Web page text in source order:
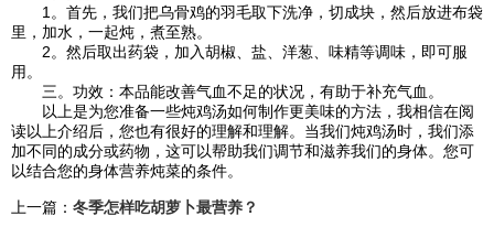
1。首先，我们把乌骨鸡的羽毛取下洗净，切成块，然后放进布袋
里，加水，一起炖，煮至熟。
2。然后取出药袋，加入胡椒、盐、洋葱、味精等调味，即可服
用。
三。功效：本品能改善气血不足的状况，有助于补充气血。
以上是为您准备一些炖鸡汤如何制作更美味的方法，我相信在阅
读以上介绍后，您也有很好的理解和理解。当我们炖鸡汤时，我们添
加不同的成分或药物，这可以帮助我们调节和滋养我们的身体。您可
以结合您的身体营养炖菜的条件。
上一篇： 冬季怎样吃胡萝卜最营养？